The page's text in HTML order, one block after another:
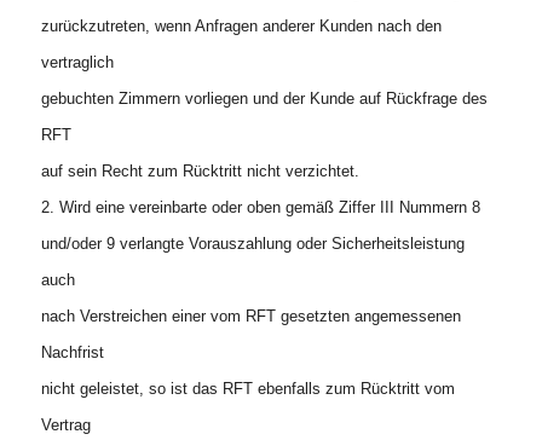
zurückzutreten, wenn Anfragen anderer Kunden nach den
vertraglich
gebuchten Zimmern vorliegen und der Kunde auf Rückfrage des
RFT
auf sein Recht zum Rücktritt nicht verzichtet.
2. Wird eine vereinbarte oder oben gemäß Ziffer III Nummern 8
und/oder 9 verlangte Vorauszahlung oder Sicherheitsleistung
auch
nach Verstreichen einer vom RFT gesetzten angemessenen
Nachfrist
nicht geleistet, so ist das RFT ebenfalls zum Rücktritt vom
Vertrag